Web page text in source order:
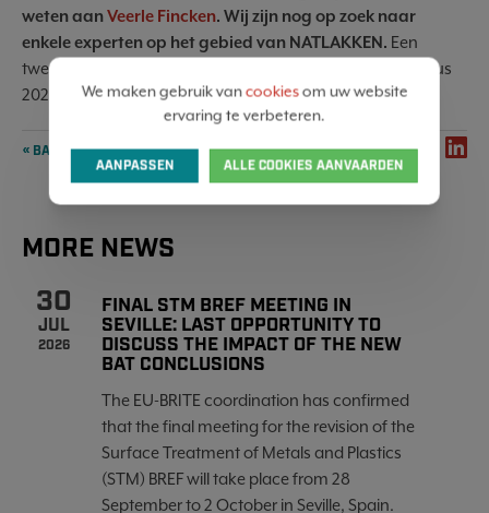
weten aanVeerle Fincken. Wij zijn nog op zoek naar
enkele experten op het gebied van NATLAKKEN. Een
tweede bijeenkomst zal plaats in de 2de helft van augustus
2020.
« BACK TO OVERVIEW SHARE
MORE NEWS
30
JUL
2026
FINAL STM BREF MEETING IN
SEVILLE: LAST OPPORTUNITY TO
DISCUSS THE IMPACT OF THE NEW
BAT CONCLUSIONS
The EU-BRITE coordination has confirmed
that the final meeting for the revision of the
Surface Treatment of Metals and Plastics
(STM) BREF will take place from 28
September to 2 October in Seville, Spain.
We maken gebruik vancookiesom uw website
ervaring te verbeteren.
AANPASSEN ALLE COOKIES AANVAARDEN